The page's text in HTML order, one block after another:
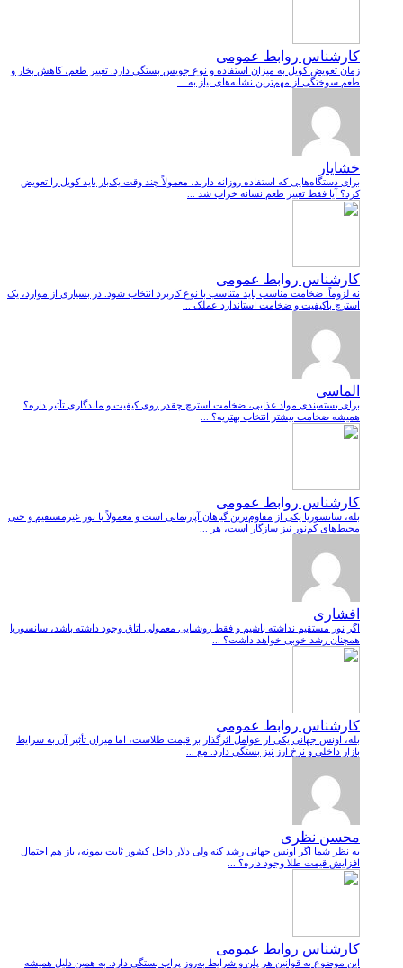
کارشناس روابط عمومی
زمان تعویض کویل به میزان استفاده و نوع جویس بستگی دارد. تغییر طعم، کاهش بخار و
طعم سوختگی از مهم‌ترین نشانه‌های نیاز به ...
خشایار
برای دستگاه‌هایی که استفاده روزانه دارند، معمولاً چند وقت یک‌بار باید کویل را تعویض
کرد؟ آیا فقط تغییر طعم نشانه خراب شد ...
کارشناس روابط عمومی
نه لزوماً. ضخامت مناسب باید متناسب با نوع کاربرد انتخاب شود. در بسیاری از موارد، یک
استرچ باکیفیت و ضخامت استاندارد عملک ...
الماسی
برای بسته‌بندی مواد غذایی، ضخامت استرچ چقدر روی کیفیت و ماندگاری تأثیر داره؟
همیشه ضخامت بیشتر انتخاب بهتریه؟ ...
کارشناس روابط عمومی
بله، سانسوریا یکی از مقاوم‌ترین گیاهان آپارتمانی است و معمولاً با نور غیرمستقیم و حتی
محیط‌های کم‌نور نیز سازگار است، هر ...
افشاری
اگر نور مستقیم نداشته باشیم و فقط روشنایی معمولی اتاق وجود داشته باشد، سانسوریا
همچنان رشد خوبی خواهد داشت؟ ...
کارشناس روابط عمومی
بله، اونس جهانی یکی از عوامل اثرگذار بر قیمت طلاست، اما میزان تأثیر آن به شرایط
بازار داخلی و نرخ ارز نیز بستگی دارد. مع ...
محسن نظری
به نظر شما اگر اونس جهانی رشد کنه ولی دلار داخل کشور ثابت بمونه، باز هم احتمال
افزایش قیمت طلا وجود داره؟ ...
کارشناس روابط عمومی
این موضوع به قوانین هر پلن و شرایط به‌روز پراپ بستگی دارد. به همین دلیل همیشه